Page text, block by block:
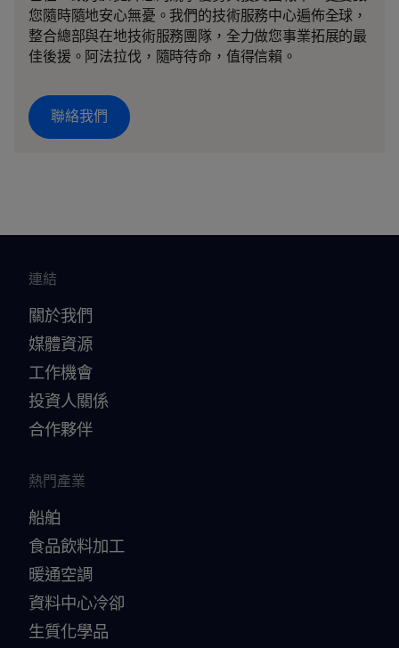
您隨時隨地安心無憂。我們的技術服務中心遍佈全球，
整合總部與在地技術服務團隊，全力做您事業拓展的最
佳後援。阿法拉伐，隨時待命，值得信賴。
聯絡我們
連結
關於我們
媒體資源
工作機會
投資人關係
合作夥伴
熱門產業
船舶
食品飲料加工
暖通空調
資料中心冷卻
生質化學品